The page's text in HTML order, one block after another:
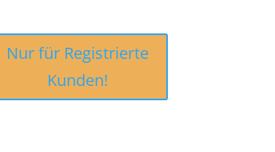
Nur für Registrierte
Kunden!